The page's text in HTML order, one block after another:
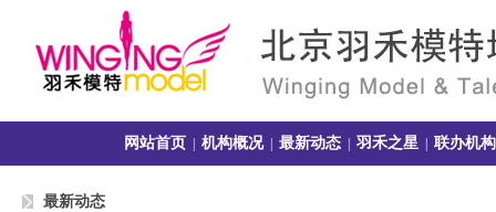
网站首页 机构概况| 最新动态 羽禾之星 联办机构
最新动态